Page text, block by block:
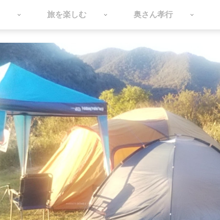
旅を楽しむ 奥さん孝行